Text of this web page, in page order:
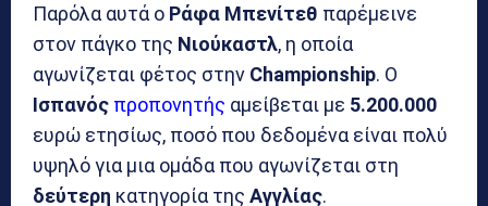
Παρόλα αυτά ο Ράφα Μπενίτεθ παρέμεινε
στον πάγκο της Νιούκαστλ, η οποία
αγωνίζεται φέτος στην Championship. Ο
Ισπανός προπονητής αμείβεται με 5.200.000
ευρώ ετησίως, ποσό που δεδομένα είναι πολύ
υψηλό για μια ομάδα που αγωνίζεται στη
δεύτερη κατηγορία της Αγγλίας.